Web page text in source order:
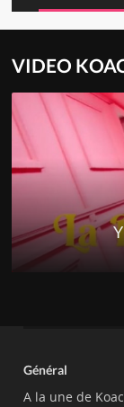
VIDEO
Général
A la une de